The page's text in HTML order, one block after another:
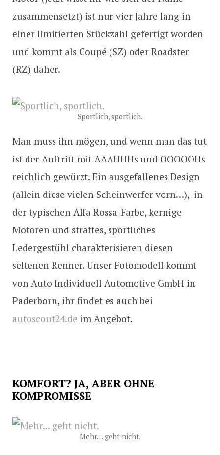
zusammensetzt) ist nur vier Jahre lang in
einer limitierten Stückzahl gefertigt worden
und kommt als Coupé (SZ) oder Roadster
(RZ) daher.
Sportlich, sportlich.
Man muss ihn mögen, und wenn man das tut
ist der Auftritt mit AAAHHHs und OOOOOHs
reichlich gewürzt. Ein ausgefallenes Design
(allein diese vielen Scheinwerfer vorn…), in
der typischen Alfa Rossa-Farbe, kernige
Motoren und straffes, sportliches
Ledergestühl charakterisieren diesen
seltenen Renner. Unser Fotomodell kommt
von Auto Individuell Automotive GmbH in
Paderborn, ihr findet es auch bei
autoscout24.de im Angebot.
KOMFORT? JA, ABER OHNE
KOMPROMISSE
Mehr… geht nicht.